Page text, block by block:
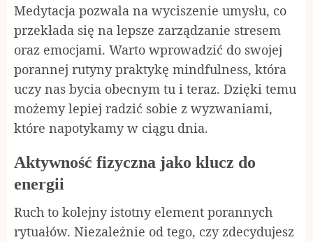
Medytacja pozwala na wyciszenie umysłu, co
przekłada się na lepsze zarządzanie stresem
oraz emocjami. Warto wprowadzić do swojej
porannej rutyny praktykę mindfulness, która
uczy nas bycia obecnym tu i teraz. Dzięki temu
możemy lepiej radzić sobie z wyzwaniami,
które napotykamy w ciągu dnia.
Aktywność fizyczna jako klucz do
energii
Ruch to kolejny istotny element porannych
rytuałów. Niezależnie od tego, czy zdecydujesz